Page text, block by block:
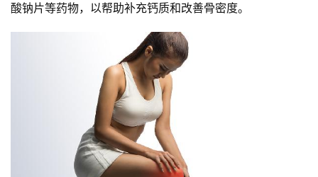
酸钠片等药物，以帮助补充钙质和改善骨密度。